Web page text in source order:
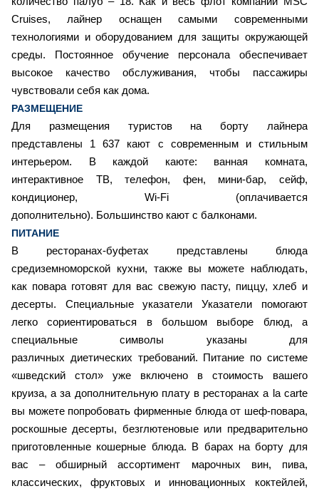
Cruises, лайнер оснащен самыми современными
технологиями и оборудованием для защиты окружающей
среды. Постоянное обучение персонала обеспечивает
высокое качество обслуживания, чтобы пассажиры
чувствовали себя как дома.
РАЗМЕЩЕНИЕ
Для размещения туристов на борту лайнера
представлены 1 637 кают с современным и стильным
интерьером. В каждой каюте: ванная комната,
интерактивное ТВ, телефон, фен, мини-бар, сейф,
кондиционер, Wi-Fi (оплачивается
дополнительно). Большинство кают с балконами.
ПИТАНИЕ
В ресторанах-буфетах представлены блюда
средиземноморской кухни, также вы можете наблюдать,
как повара готовят для вас свежую пасту, пиццу, хлеб и
десерты. Специальные указатели Указатели помогают
легко сориентироваться в большом выборе блюд, а
специальные символы указаны для
различных диетических требований. Питание по системе
«шведский стол» уже включено в стоимость вашего
круиза, а за дополнительную плату в ресторанах a la carte
вы можете попробовать фирменные блюда от шеф-повара,
роскошные десерты, безглютеновые или предварительно
приготовленные кошерные блюда. В барах на борту для
вас – обширный ассортимент марочных вин, пива,
классических, фруктовых и инновационных коктейлей,